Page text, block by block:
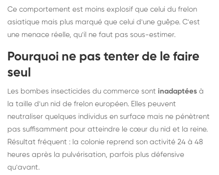
Ce comportement est moins explosif que celui du frelon
asiatique mais plus marqué que celui d'une guêpe. C'est
une menace réelle, qu'il ne faut pas sous-estimer.
Pourquoi ne pas tenter de le faire
seul
Les bombes insecticides du commerce sont inadaptées à
la taille d'un nid de frelon européen. Elles peuvent
neutraliser quelques individus en surface mais ne pénètrent
pas suffisamment pour atteindre le cœur du nid et la reine.
Résultat fréquent : la colonie reprend son activité 24 à 48
heures après la pulvérisation, parfois plus défensive
qu'avant.